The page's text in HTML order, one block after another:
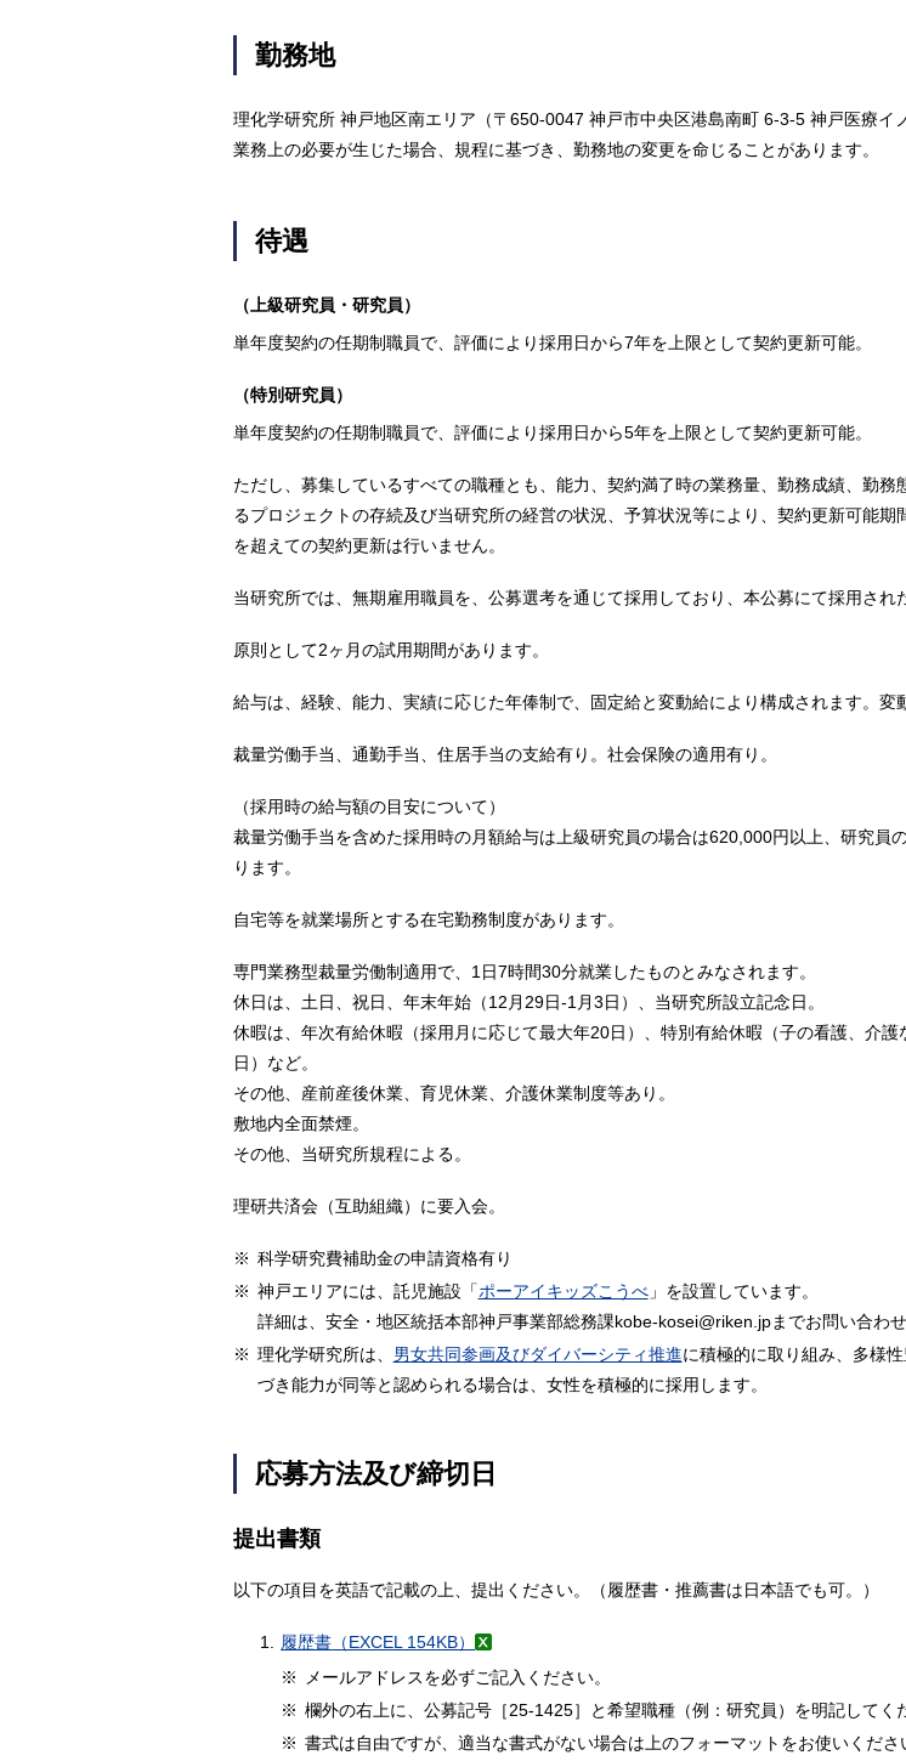
勤務地
理化学研究所 神戸地区南エリア（〒650-0047 神戸市中央区港島南町 6-3-5 神戸医療イ
業務上の必要が生じた場合、規程に基づき、勤務地の変更を命じることがあります。
待遇
（上級研究員・研究員）
単年度契約の任期制職員で、評価により採用日から7年を上限として契約更新可能。
（特別研究員）
単年度契約の任期制職員で、評価により採用日から5年を上限として契約更新可能。
ただし、募集しているすべての職種とも、能力、契約満了時の業務量、勤務成績、勤
るプロジェクトの存続及び当研究所の経営の状況、予算状況等により、契約更新可能
を超えての契約更新は行いません。
当研究所では、無期雇用職員を、公募選考を通じて採用しており、本公募にて採用され
原則として2ヶ月の試用期間があります。
給与は、経験、能力、実績に応じた年俸制で、固定給と変動給により構成されます。変
裁量労働手当、通勤手当、住居手当の支給有り。社会保険の適用有り。
（採用時の給与額の目安について）
裁量労働手当を含めた採用時の月額給与は上級研究員の場合は620,000円以上、研究
ります。
自宅等を就業場所とする在宅勤務制度があります。
専門業務型裁量労働制適用で、1日7時間30分就業したものとみなされます。
休日は、土日、祝日、年末年始（12月29日-1月3日）、当研究所設立記念日。
休暇は、年次有給休暇（採用月に応じて最大年20日）、特別有給休暇（子の看護、介
日）など。
その他、産前産後休業、育児休業、介護休業制度等あり。
敷地内全面禁煙。
その他、当研究所規程による。
理研共済会（互助組織）に要入会。
※ 科学研究費補助金の申請資格有り
※ 神戸エリアには、託児施設「ポーアイキッズこうべ」を設置しています。
詳細は、安全・地区統括本部神戸事業部総務課kobe-kosei@riken.jpまでお問い合わせ
※ 理化学研究所は、 男女共同参画及びダイバーシティ推進に積極的に取り組み、多様
づき能力が同等と認められる場合は、女性を積極的に採用します。
応募方法及び締切日
提出書類
以下の項目を英語で記載の上、提出ください。（履歴書・推薦書は日本語でも可。）
1. 履歴書 （EXCEL 154KB）
※
メールアドレスを必ずご記入ください。
※ 欄外の右上に、公募記号［25-1425］と希望職種（例：研究員）を明記してく
※ 書式は自由ですが、適当な書式がない場合は上のフォーマットをお使いくださ